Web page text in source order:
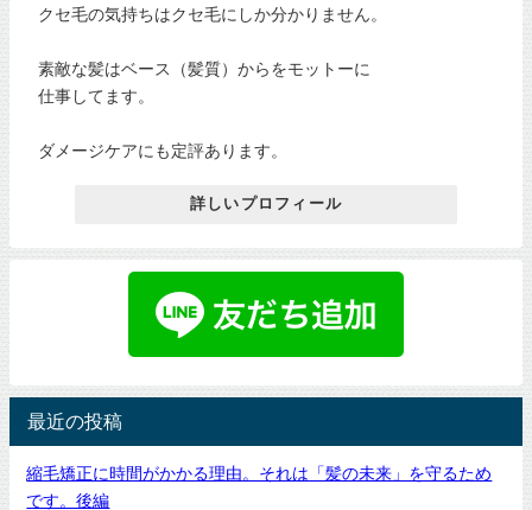
クセ毛の気持ちはクセ毛にしか分かりません。
素敵な髪はベース（髪質）からをモットーに
仕事してます。
ダメージケアにも定評あります。
詳しいプロフィール
最近の投稿
縮毛矯正に時間がかかる理由。それは「髪の未来」を守るため
です。後編